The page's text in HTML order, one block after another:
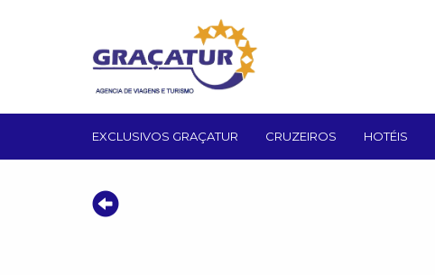
EXCLUSIVOS GRAÇATUR CRUZEIROS HOTÉIS